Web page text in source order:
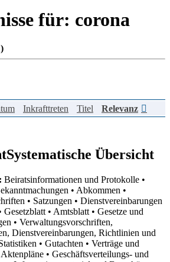
für: corona
Inkrafttreten Titel Relevanz
Systematische Übersicht
Beiratsinformationen und Protokolle •
• Abkommen •
• Satzungen • Dienstvereinbarungen
Gesetzblatt • Amtsblatt • Gesetze und
• Verwaltungsvorschriften,
Dienstvereinbarungen, Richtlinien und
• Gutachten • Verträge und
Aktenpläne • Geschäftsverteilungs- und